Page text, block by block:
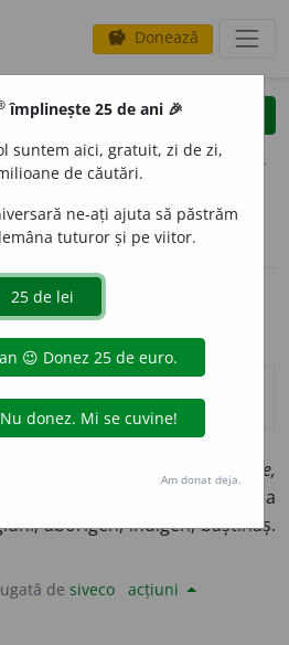
savings Donează
clear
opțiuni
volume_up (40)
despre persoane,
parte din populația originară a
aborigen; indigen; băștinaș.
de siveco acțiuni
împlinește 25 de ani 🎉
suntem aici, gratuit, zi de zi,
de căutări.
ne-ați ajuta să păstrăm
tuturor și pe viitor.
Am donat deja.